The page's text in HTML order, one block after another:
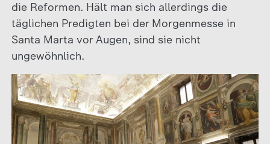
die Reformen. Hält man sich allerdings die
täglichen Predigten bei der Morgenmesse in
Santa Marta vor Augen, sind sie nicht
ungewöhnlich.